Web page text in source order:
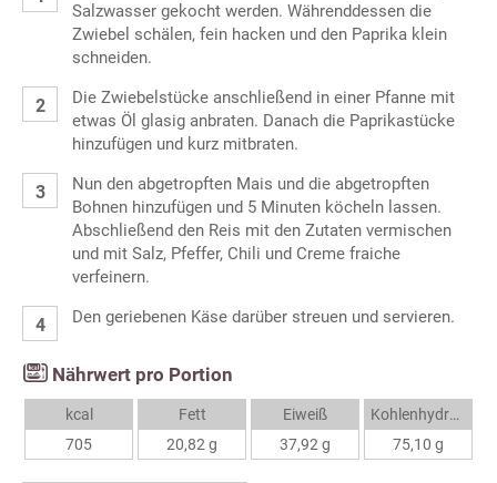
Salzwasser gekocht werden. Währenddessen die
Zwiebel schälen, fein hacken und den Paprika klein
schneiden.
Die Zwiebelstücke anschließend in einer Pfanne mit
etwas Öl glasig anbraten. Danach die Paprikastücke
hinzufügen und kurz mitbraten.
Nun den abgetropften Mais und die abgetropften
Bohnen hinzufügen und 5 Minuten köcheln lassen.
Abschließend den Reis mit den Zutaten vermischen
und mit Salz, Pfeffer, Chili und Creme fraiche
verfeinern.
Den geriebenen Käse darüber streuen und servieren.
Nährwert pro Portion
kcal
705
Fett
20,82 g
Eiweiß
37,92 g
Kohlenhydrate
75,10 g